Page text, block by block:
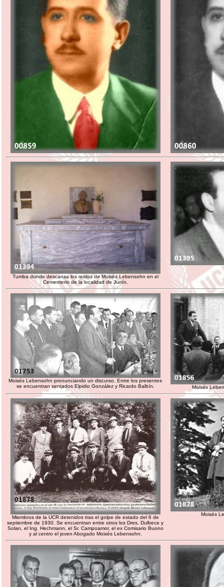
Tumba donde descansa los restos de Moisés Lebensohn en el
Cementerio de la localidad de Junín.
Moisés Lebensohn pronunciando un discurso. Entre los presentes
se encuentran sentados Elpidio González y Ricardo Balbín.
Moisés
Miembros de la UCR detenidos tras el golpe de estado del 6 de
septiembre de 1930. Se encuentran entre otros los Dres. Dulbece y
Solan, el Ing. Hechmann, el Sr. Campoamor, el ex Comisario Buono
y al centro el joven Abogado Moisés Lebensohn.
Moisés